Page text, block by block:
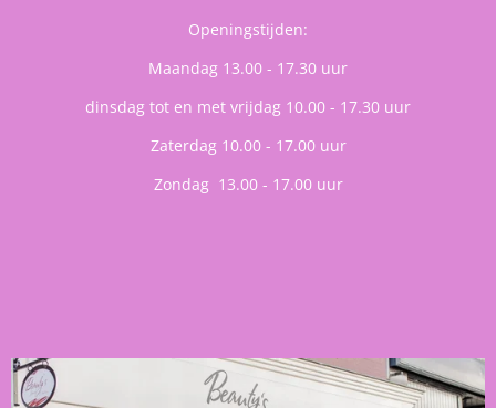
Openingstijden:
Maandag 13.00 - 17.30 uur
dinsdag tot en met vrijdag 10.00 - 17.30 uur
Zaterdag 10.00 - 17.00 uur
Zondag 13.00 - 17.00 uur